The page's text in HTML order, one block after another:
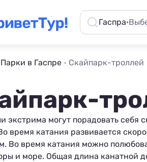
Гаспра·
Парки в Гаспре Скайпарк-троллей
экстрима могут порадовать себя
время катания развивается
Во время катания можно
и море. Общая длина канатной